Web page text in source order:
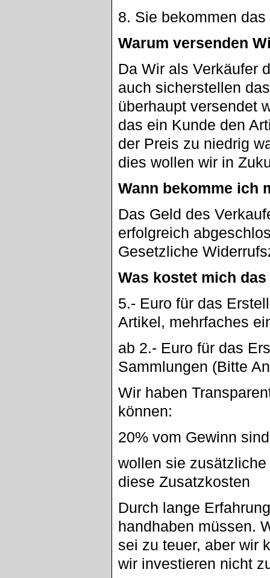
8. Sie bekommen
Warum versenden
Da Wir als Verkäufer
auch sicherstellen
überhaupt versendet
das ein Kunde den
der Preis zu niedrig
dies wollen wir in
Wann bekomme ich
Das Geld des
erfolgreich
Gesetzliche
Was kostet mich das
5.- Euro für das
Artikel, mehrfaches
ab 2.- Euro für das
Sammlungen (Bitte
Wir haben
können:
20% vom Gewinn
wollen sie
diese Zusatzkosten
Durch lange
handhaben müssen.
sei zu teuer, aber wir
wir investieren nicht